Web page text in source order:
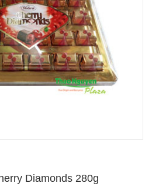
Diamonds 280g